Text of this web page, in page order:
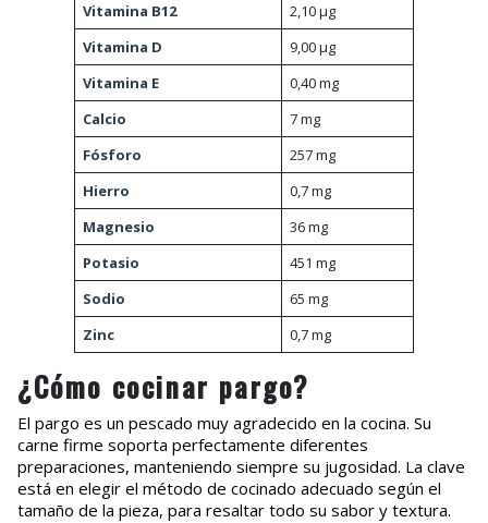
Vitamina B12
2,10 µg
Vitamina D
9,00 µg
Vitamina E
0,40 mg
Calcio
7 mg
Fósforo
257 mg
Hierro
0,7 mg
Magnesio
36 mg
Potasio
451 mg
Sodio
65 mg
Zinc
0,7 mg
¿Cómo cocinar pargo?
El pargo es un pescado muy agradecido en la cocina. Su
carne firme soporta perfectamente diferentes
preparaciones, manteniendo siempre su jugosidad. La clave
está en elegir el método de cocinado adecuado según el
tamaño de la pieza, para resaltar todo su sabor y textura.